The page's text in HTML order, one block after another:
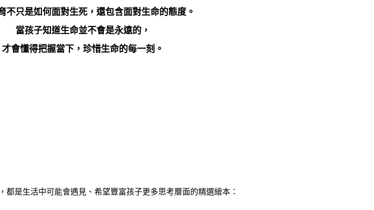
不只是如何面對生死，還包含面對生命的態度。
當孩子知道生命並不會是永遠的，
才會懂得把握當下，珍惜生命的每一刻。
都是生活中可能會遇見、希望豐富孩子更多思考層面的精選繪本：